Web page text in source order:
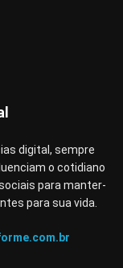
digital, sempre
o cotidiano
para manter-
para sua vida.